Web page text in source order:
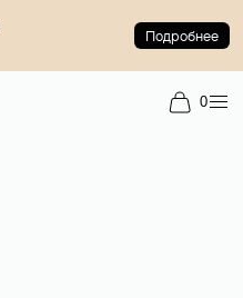
Подробнее
0